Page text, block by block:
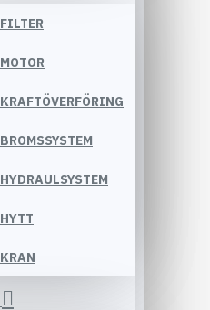
FILTER
MOTOR
KRAFTÖVERFÖRING
BROMSSYSTEM
HYDRAULSYSTEM
HYTT
KRAN